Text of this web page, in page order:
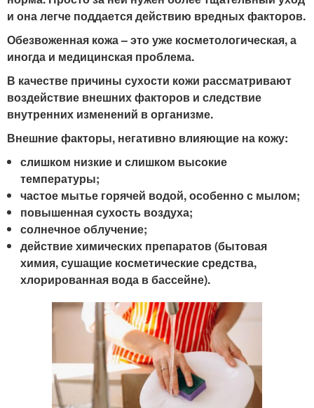
и она легче поддается действию вредных факторов.
Обезвоженная кожа – это уже косметологическая, а
иногда и медицинская проблема.
В качестве причины сухости кожи рассматривают
воздействие внешних факторов и следствие
внутренних изменений в организме.
Внешние факторы, негативно влияющие на кожу:
слишком низкие и слишком высокие
температуры;
частое мытье горячей водой, особенно с мылом;
повышенная сухость воздуха;
солнечное облучение;
действие химических препаратов (бытовая
химия, сушащие косметические средства,
хлорированная вода в бассейне).